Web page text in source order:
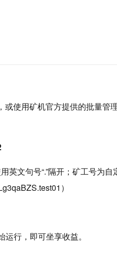
使用矿机官方提供的批量管
英文句号“.”隔开；矿工号为
）
行，即可坐享收益。